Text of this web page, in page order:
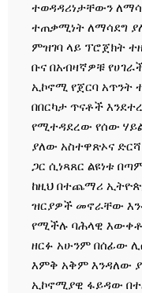
ተወዳዳሪነታቸውን
ተጠቃሚነት ለማሳደግ
ምዝገባ ላይ ፕሮጀክት
ቡና በአብዛኛዎቹ
ኢኮኖሚ የጀርባ አጥንት
በበርካታ ጥናቶች
የሚተዳደረው የሰው
ያለው አስተዋጽኦና
ጋር ሲነጻጸር ልዩነቱ በጣም
ከዚህ በተጨማሪ
ዝርያዎች መኖራቸው
የሚችሉ ባሕላዊ
ዘርፉ አሁንም በሰፊው
እምቅ አቅም እንዳለው
ኢኮኖሚያዊ ፋይዳው